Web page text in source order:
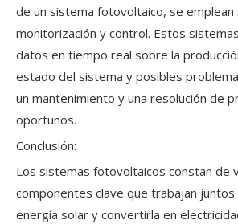
de un sistema fotovoltaico, se
monitorización y control. Estos
datos en tiempo real sobre la
estado del sistema y posibles
un mantenimiento y una resolución de
oportunos.
Conclusión:
Los sistemas fotovoltaicos constan de
componentes clave que trabajan juntos
energía solar y convertirla en